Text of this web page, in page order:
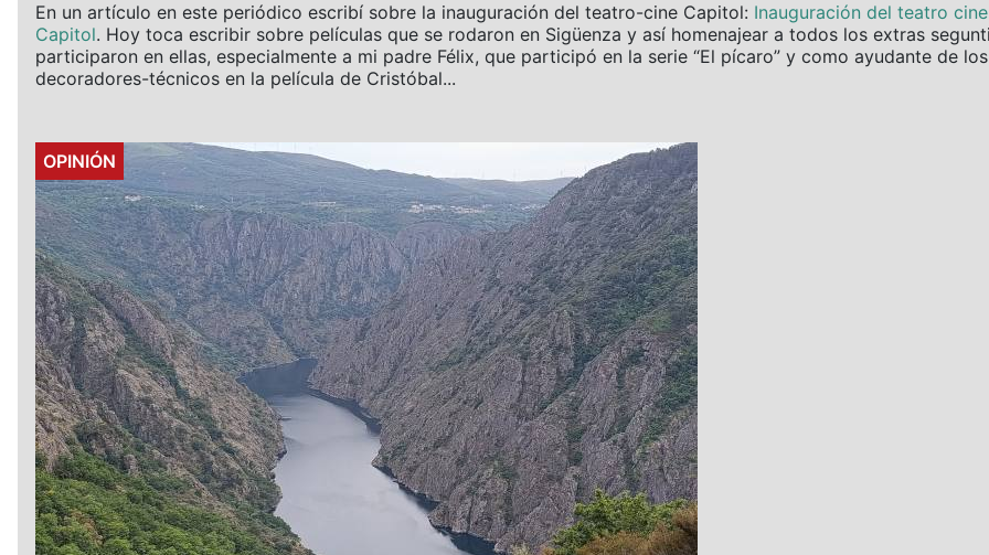
En un artículo en este periódico escribí sobre la inauguración del teatro-cine Capitol: Inauguración del teatro
Capitol. Hoy toca escribir sobre películas que se rodaron en Sigüenza y así homenajear a todos los extras
participaron en ellas, especialmente a mi padre Félix, que participó en la serie “El pícaro” y como ayudante de los
decoradores-técnicos en la película de Cristóbal...
Details
OPINIÓN